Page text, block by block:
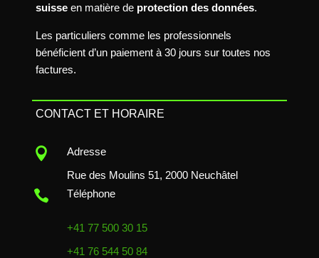
suisseen matière de protection des données.
Les particuliers comme les professionnels
bénéficient d’un paiement à 30 jours sur toutes nos
factures.
CONTACT ET HORAIRE

Adresse
Rue des Moulins 51, 2000 Neuchâtel
 Téléphone
+41 77 500 30 15
+41 76 544 50 84